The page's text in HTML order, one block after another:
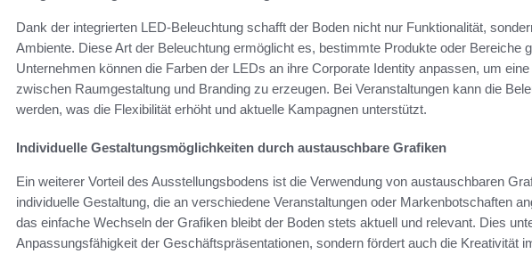
Dank der integrierten LED-Beleuchtung schafft der Boden nicht nur Funktionalität,
Ambiente. Diese Art der Beleuchtung ermöglicht es, bestimmte Produkte oder Bereiche
Unternehmen können die Farben der LEDs an ihre Corporate Identity anpassen, um
zwischen Raumgestaltung und Branding zu erzeugen. Bei Veranstaltungen kann die
werden, was die Flexibilität erhöht und aktuelle Kampagnen unterstützt.
Individuelle Gestaltungsmöglichkeiten durch austauschbare Grafiken
Ein weiterer Vorteil des Ausstellungsbodens ist die Verwendung von austauschbaren
individuelle Gestaltung, die an verschiedene Veranstaltungen oder Markenbotschaften
das einfache Wechseln der Grafiken bleibt der Boden stets aktuell und relevant. Dies
Anpassungsfähigkeit der Geschäftspräsentationen, sondern fördert auch die Kreativität